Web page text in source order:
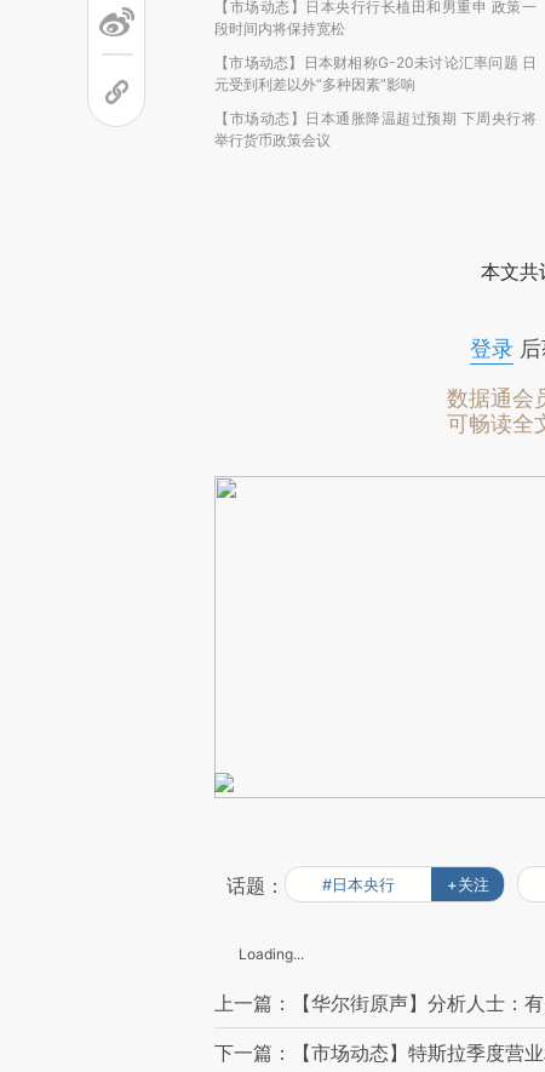
【市场动态】日本央行行长植田和男重申 政策一
段时间内将保持宽松
【市场动态】日本财相称G-20未讨论汇率问题 日
元受到利差以外“多种因素”影响
【市场动态】日本通胀降温超过预期 下周央行将
举行货币政策会议
本文共
登录后
数据通会
可畅读全
话题： #日本央行 +关注
Loading...
上一篇：【华尔街原声】分析人士：
下一篇：【市场动态】特斯拉季度营